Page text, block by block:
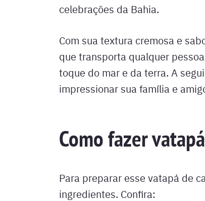
celebrações da Bahia.
Com sua textura cremosa e
que transporta qualquer
toque do mar e da terra. A
impressionar sua família e
Como fazer
Para preparar esse vatapá de
ingredientes. Confira: